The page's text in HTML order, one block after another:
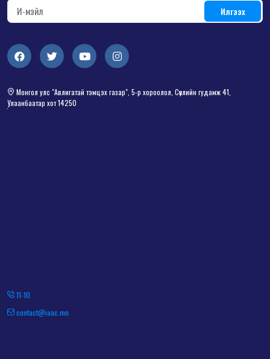
Монгол улс "Авлигатай тэмцэх газар", 5-р хороолол, Сөүлийн гудамж 41,
Улаанбаатар хот 14250
11-10
contact@iaac.mn